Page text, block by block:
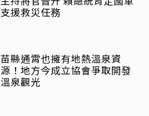
支援救災任務
苗縣通霄也擁有地熱溫泉資
源！地方今成立協會爭取開發
溫泉觀光